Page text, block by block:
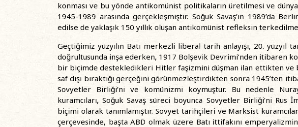
konması ve bu yönde antikomünist politikaların üretilmesi ve
1945-1989 arasında gerçekleşmiştir. Soğuk Savaş’ın 1989’da
edilse de yaklaşık 150 yıllık oluşan antikomünist refleksin
Geçtiğimiz yüzyılın Batı merkezli liberal tarih anlayışı, 20.
doğrultusunda inşa ederken, 1917 Bolşevik Devrimi’nden itibaren
bir biçimde destekledikleri Hitler faşizmini düşman ilan ettikten ve
saf dışı bıraktığı gerçeğini görünmezleştirdikten sonra 1945’ten
Sovyetler Birliği’ni ve komünizmi koymuştur. Bu nedenle
kuramcıları, Soğuk Savaş süreci boyunca Sovyetler Birliği’ni Rus
biçimi olarak tanımlamıştır. Sovyet tarihçileri ve Marksist
çerçevesinde, başta ABD olmak üzere Batı ittifakını